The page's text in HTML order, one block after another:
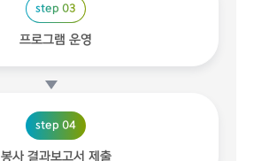
step 03
프로그램 운영
step 04
봉사 결과보고서 제출